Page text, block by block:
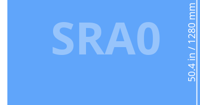
50.4 in / 1280 mm
SRA0